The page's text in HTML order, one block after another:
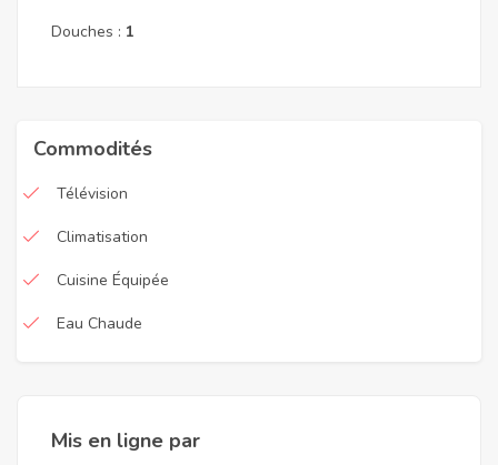
Douches : 1
Commodités
Télévision
Climatisation
Cuisine Équipée
Eau Chaude
Mis en ligne par